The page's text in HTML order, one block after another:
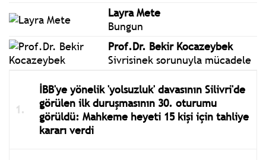
Layra Mete
Bungun
Prof.Dr. Bekir Kocazeybek
Sivrisinek sorunuyla mücadele
İBB'ye yönelik 'yolsuzluk' davasının Silivri'de
görülen ilk duruşmasının 30. oturumu
görüldü: Mahkeme heyeti 15 kişi için tahliye
kararı verdi